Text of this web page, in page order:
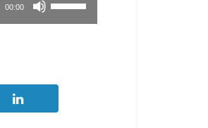
00:00
ou